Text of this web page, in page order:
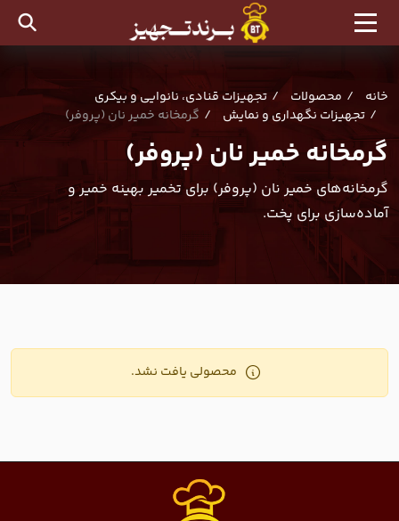
خانه محصولات
تجهیزات قنادی، نانوایی و بیکری
تجهیزات نگهداری و نمایش
گرمخانه خمیر نان (پروفر)
گرمخانه خمیر نان (پروفر)
گرمخانه‌های خمیر نان (پروفر) برای تخمیر بهینه خمیر و
آماده‌سازی برای پخت.
محصولی یافت نشد.